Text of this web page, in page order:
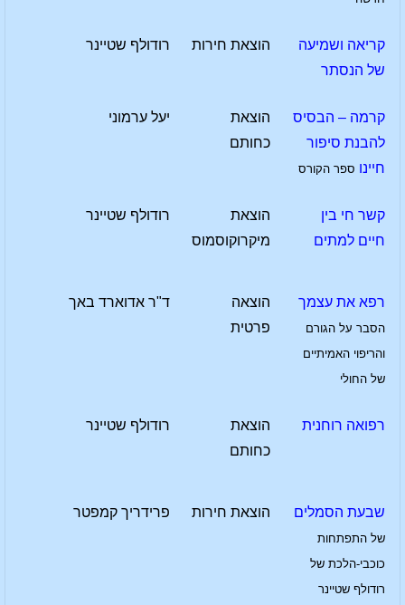
קריאה ושמיעה
של הנסתר
הוצאת חירות רודולף שטיינר
קרמה – הבסיס
להבנת סיפור
חיינו ספר הקורס
הוצאת
כחותם
יעל ערמוני
קשר חי בין
חיים למתים
הוצאת
מיקרוקוסמוס
רודולף שטיינר
רפא את עצמך
הסבר על הגורם
והריפוי האמיתיים
של החולי
הוצאה
פרטית
ד"ר אדוארד באך
רפואה רוחנית
הוצאת
כחותם
רודולף שטיינר
שבעת הסמלים
של התפתחות
כוכבי-הלכת של
רודולף שטיינר
הוצאת חירות פרידריך קמפטר